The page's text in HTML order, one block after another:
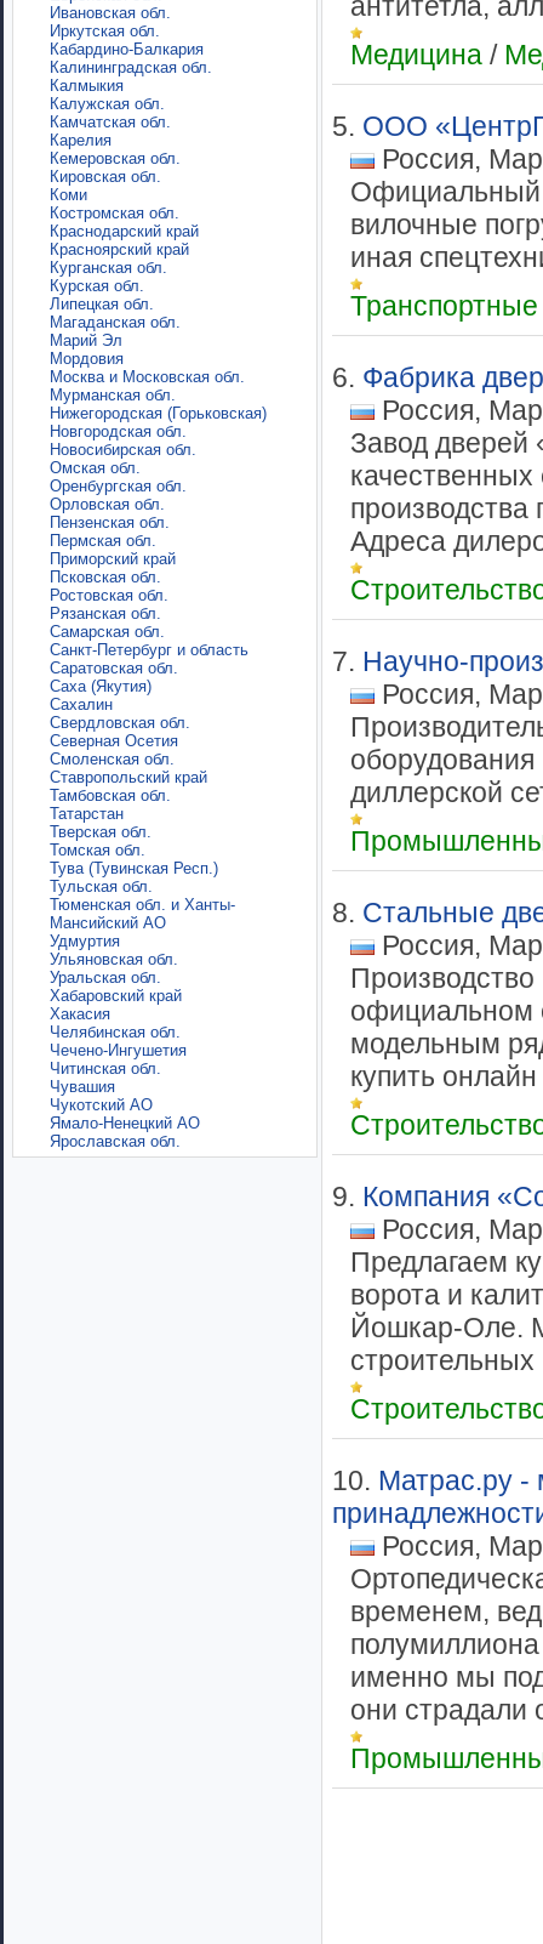
Ивановская обл.
Иркутская обл.
Кабардино-Балкария
Калининградская обл.
Калмыкия
Калужская обл.
Камчатская обл.
Карелия
Кемеровская обл.
Кировская обл.
Коми
Костромская обл.
Краснодарский край
Красноярский край
Курганская обл.
Курская обл.
Липецкая обл.
Магаданская обл.
Марий Эл
Мордовия
Москва и Московская обл.
Мурманская обл.
Нижегородская (Горьковская)
Новгородская обл.
Новосибирская обл.
Омская обл.
Оренбургская обл.
Орловская обл.
Пензенская обл.
Пермская обл.
Приморский край
Псковская обл.
Ростовская обл.
Рязанская обл.
Самарская обл.
Санкт-Петербург и область
Саратовская обл.
Саха (Якутия)
Сахалин
Свердловская обл.
Северная Осетия
Смоленская обл.
Ставропольский край
Тамбовская обл.
Татарстан
Тверская обл.
Томская обл.
Тува (Тувинская Респ.)
Тульская обл.
Тюменская обл. и Ханты-
Мансийский АО
Удмуртия
Ульяновская обл.
Уральская обл.
Хабаровский край
Хакасия
Челябинская обл.
Чечено-Ингушетия
Читинская обл.
Чувашия
Чукотский АО
Ямало-Ненецкий АО
Ярославская обл.
антитетла,
Медицина /
5. ООО
Россия,
Официальный
вилочные
иная
6. Фабрика
Россия,
Завод дверей
Адреса
7. Научно-
Россия,
диллерской
8. Стальные
Россия,
официальном
модельным
купить
9. Компания
Россия,
Предлагаем
ворота и
Йошкар-Оле.
10. Матрас.ру -
Россия,
временем,
именно мы
они страдали